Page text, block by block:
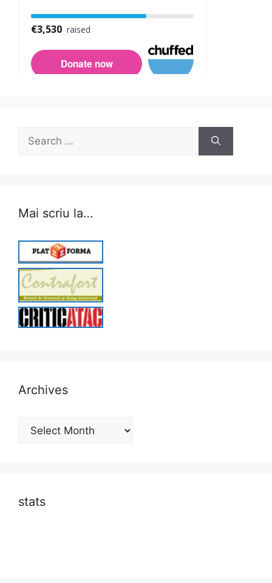
Search
for:
Mai scriu la…
Archives
Archives
stats